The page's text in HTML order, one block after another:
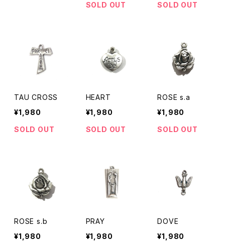
SOLD OUT
SOLD OUT
TAU CROSS
¥1,980
SOLD OUT
HEART
¥1,980
SOLD OUT
ROSE s.a
¥1,980
SOLD OUT
ROSE s.b
¥1,980
PRAY
¥1,980
DOVE
¥1,980